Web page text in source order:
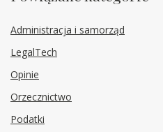
Administracja i samorząd
LegalTech
Opinie
Orzecznictwo
Podatki